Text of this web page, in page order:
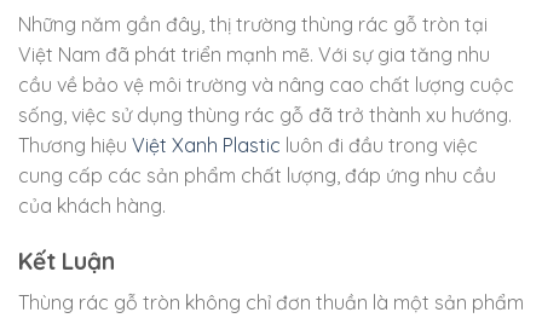
Những năm gần đây, thị trường thùng rác gỗ tròn tại
Việt Nam đã phát triển mạnh mẽ. Với sự gia tăng nhu
cầu về bảo vệ môi trường và nâng cao chất lượng cuộc
sống, việc sử dụng thùng rác gỗ đã trở thành xu hướng.
Thương hiệu Việt Xanh Plastic luôn đi đầu trong việc
cung cấp các sản phẩm chất lượng, đáp ứng nhu cầu
của khách hàng.
Kết Luận
Thùng rác gỗ tròn không chỉ đơn thuần là một sản phẩm